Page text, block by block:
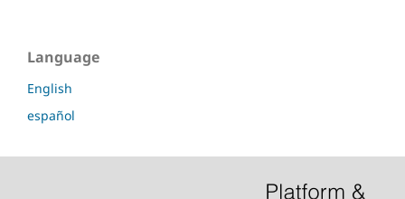
Language
English
español